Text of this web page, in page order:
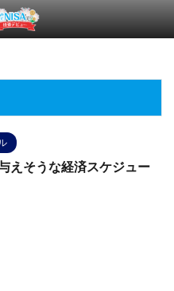
えそうな経済スケジュー